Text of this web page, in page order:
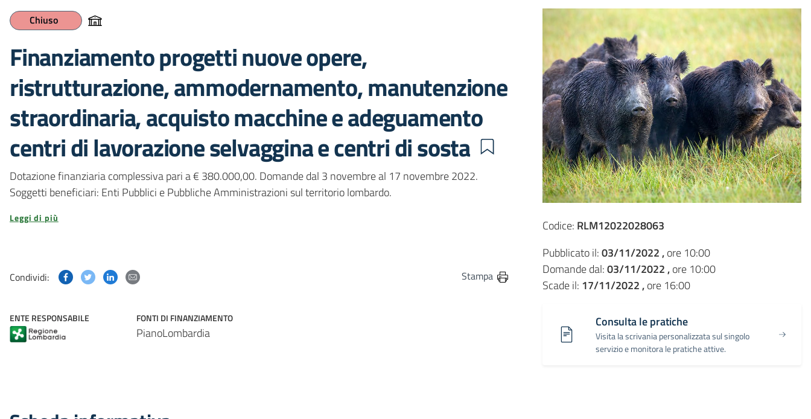
Chiuso
Finanziamento progetti nuove opere,
ristrutturazione, ammodernamento, manutenzione
straordinaria, acquisto macchine e adeguamento
centri di lavorazione selvaggina e centri di sosta
Dotazione finanziaria complessiva pari a € 380.000,00. Domande dal 3 novembre al 17 novembre 2022.
Soggetti beneficiari: Enti Pubblici e Pubbliche Amministrazioni sul territorio lombardo.
Leggi di più
Condividi: Condividi questa pagina su Facebook
Condividi questa pagina su Twitter
Condividi questa pagina su Linkedin Stampa
ENTE RESPONSABILE FONTI DI FINANZIAMENTO
PianoLombardia
Codice: RLM12022028063
Pubblicato il:03/11/2022 ,ore 10:00
Domande dal:03/11/2022 ,ore 10:00
Scade il: 17/11/2022 ,ore 16:00
Consulta le pratiche
Visita la scrivania personalizzata sul singolo
servizio e monitora le pratiche attive.